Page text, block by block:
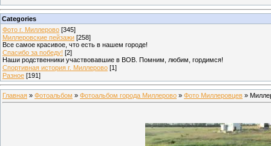
Categories
Фото г. Миллерово [345]
Миллеровские пейзажи [258]
Все самое красивое, что есть в нашем городе!
Спасибо за победу! [2]
Наши родственники участвовавшие в ВОВ. Помним, любим, гордимся!
Спортивная история г. Миллерово [1]
Разное [191]
Главная » Фотоальбом » Фотоальбом города Миллерово » Фото Миллеровцев »